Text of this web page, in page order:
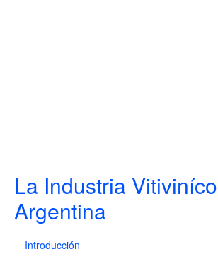
La Industria
Argentina
Introducción